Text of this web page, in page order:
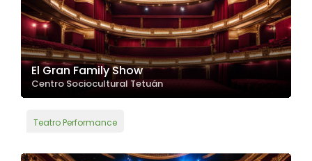
El Gran Family Show
Centro Sociocultural Tetuán
Teatro Performance